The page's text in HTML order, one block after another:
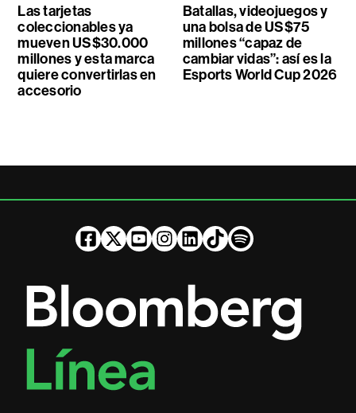
Las tarjetas
coleccionables ya
mueven US$30.000
millones y esta marca
quiere convertirlas en
accesorio
Batallas, videojuegos y
una bolsa de US$75
millones “capaz de
cambiar vidas”: así es la
Esports World Cup 2026